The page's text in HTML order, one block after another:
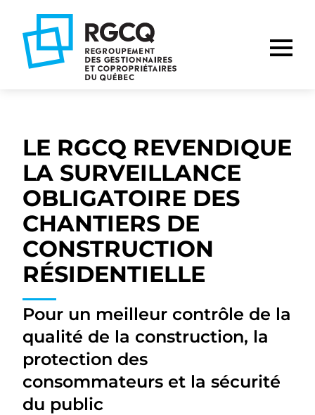
navigation
principale
contenu
LE RGCQ REVENDIQUE
LA SURVEILLANCE
OBLIGATOIRE DES
CHANTIERS DE
CONSTRUCTION
RÉSIDENTIELLE
Pour un meilleur contrôle de la
qualité de la construction, la
protection des
consommateurs et la sécurité
du public